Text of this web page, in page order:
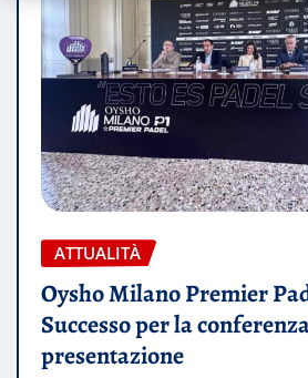
ATTUALITÀ
Oysho Milano Premier
Successo per la
presentazione